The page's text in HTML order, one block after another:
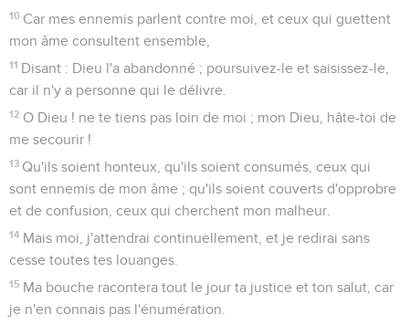
10 Car mes ennemis parlent contre moi, et ceux qui guettent
mon âme consultent ensemble,
11 Disant : Dieu l'a abandonné ; poursuivez-le et saisissez-le,
car il n'y a personne qui le délivre.
12 O Dieu ! ne te tiens pas loin de moi ; mon Dieu, hâte-toi de
me secourir !
13 Qu'ils soient honteux, qu'ils soient consumés, ceux qui
sont ennemis de mon âme ; qu'ils soient couverts d'opprobre
et de confusion, ceux qui cherchent mon malheur.
14 Mais moi, j'attendrai continuellement, et je redirai sans
cesse toutes tes louanges.
15 Ma bouche racontera tout le jour ta justice et ton salut, car
je n'en connais pas l'énumération.